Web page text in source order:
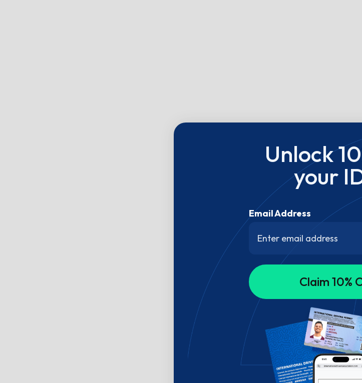
Unlock
your
Email Address
Claim 10%